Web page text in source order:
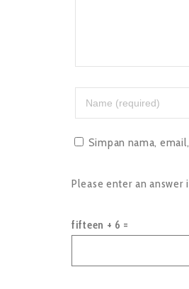
Simpan nama,
Please enter an answer
fifteen + 6 =